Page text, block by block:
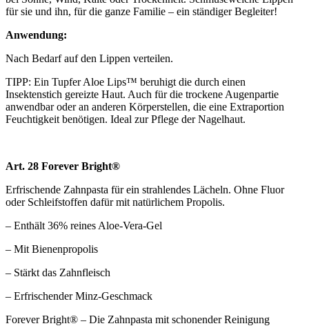
für sie und ihn, für die ganze Familie – ein ständiger Begleiter!
Anwendung:
Nach Bedarf auf den Lippen verteilen.
TIPP: Ein Tupfer Aloe Lips™ beruhigt die durch einen
Insektenstich gereizte Haut. Auch für die trockene Augenpartie
anwendbar oder an anderen Körperstellen, die eine Extraportion
Feuchtigkeit benötigen. Ideal zur Pflege der Nagelhaut.
Art. 28 Forever Bright®
Erfrischende Zahnpasta für ein strahlendes Lächeln. Ohne Fluor
oder Schleifstoffen dafür mit natürlichem Propolis.
– Enthält 36% reines Aloe-Vera-Gel
– Mit Bienenpropolis
– Stärkt das Zahnfleisch
– Erfrischender Minz-Geschmack
Forever Bright® – Die Zahnpasta mit schonender Reinigung